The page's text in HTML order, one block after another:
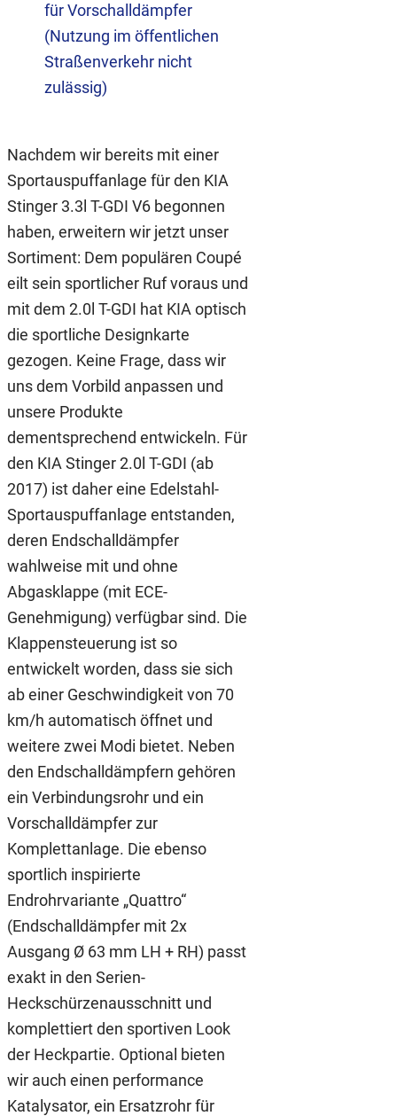
für Vorschalldämpfer
(Nutzung im öffentlichen
Straßenverkehr nicht
zulässig)
Nachdem wir bereits mit einer
Sportauspuffanlage für den KIA
Stinger 3.3l T-GDI V6 begonnen
haben, erweitern wir jetzt unser
Sortiment: Dem populären Coupé
eilt sein sportlicher Ruf voraus und
mit dem 2.0l T-GDI hat KIA optisch
die sportliche Designkarte
gezogen. Keine Frage, dass wir
uns dem Vorbild anpassen und
unsere Produkte
dementsprechend entwickeln. Für
den KIA Stinger 2.0l T-GDI (ab
2017) ist daher eine Edelstahl-
Sportauspuffanlage entstanden,
deren Endschalldämpfer
wahlweise mit und ohne
Abgasklappe (mit ECE-
Genehmigung) verfügbar sind. Die
Klappensteuerung ist so
entwickelt worden, dass sie sich
ab einer Geschwindigkeit von 70
km/h automatisch öffnet und
weitere zwei Modi bietet. Neben
den Endschalldämpfern gehören
ein Verbindungsrohr und ein
Vorschalldämpfer zur
Komplettanlage. Die ebenso
sportlich inspirierte
Endrohrvariante „Quattro“
(Endschalldämpfer mit 2x
Ausgang Ø 63 mm LH + RH) passt
exakt in den Serien-
Heckschürzenausschnitt und
komplettiert den sportiven Look
der Heckpartie. Optional bieten
wir auch einen performance
Katalysator, ein Ersatzrohr für